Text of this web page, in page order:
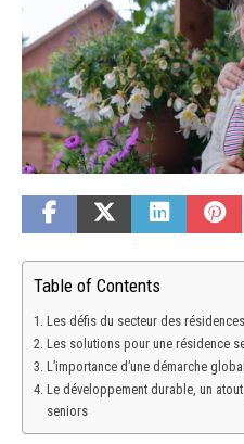
Table of Contents
Les défis du secteur des
Les solutions pour une résidence
L’importance d’une démarche
Le développement durable, un
seniors